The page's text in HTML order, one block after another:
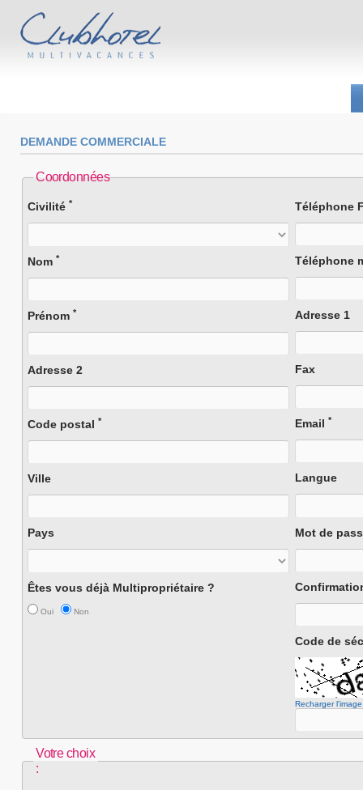
DEMANDE COMMERCIALE
Coordonnées
Civilité*
Nom*
Prénom*
Adresse 2
Code postal*
Ville
Pays
Êtes vous déjà Multipropriétaire ?
Oui Non
Téléphone
Téléphone
Adresse 1
Fax
Email *
Langue
Mot de
Code de
Recharger l'image
Votre choix
: